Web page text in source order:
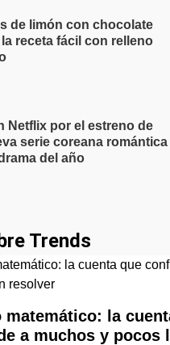
de limón con chocolate
receta fácil con relleno
Netflix por el estreno de
serie coreana romántica
del año
Trends
matemático: la
a muchos y pocos